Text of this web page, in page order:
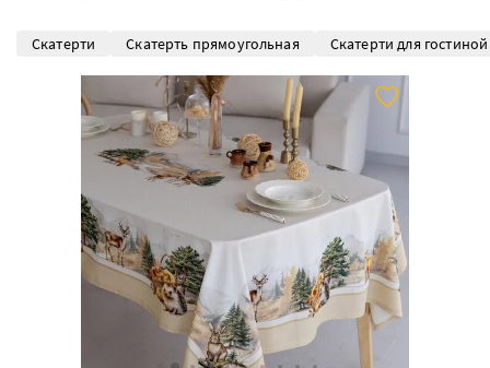
Скатерти Скатерть прямоугольная Скатерти для гостиной